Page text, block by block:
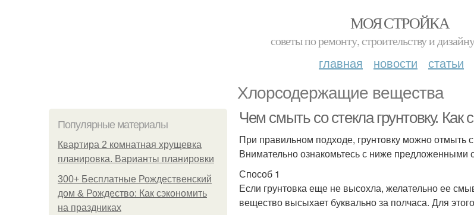
МОЯ СТРОЙКА
советы по ремонту, строительству и
главная новости статьи
Хлорсодержащие вещества
Популярные материалы
Квартира 2 комнатная хрущевка
планировка. Варианты планировки
300+ Бесплатные Рождественский
дом & Рождество: Как сэкономить
на праздниках
Чем смыть со стекла грунтовку. Как
При правильном подходе, грунтовку можно отмыть
Внимательно ознакомьтесь с ниже предложенными
Способ 1
Если грунтовка еще не высохла, желательно ее
вещество высыхает буквально за полчаса. Для